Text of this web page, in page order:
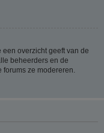
overzicht geeft van de
beheerders en de
ze modereren.